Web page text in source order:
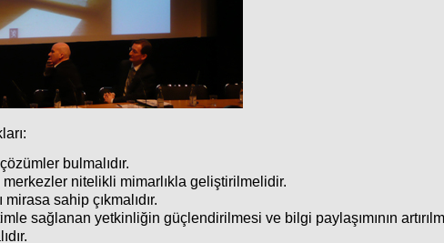
bulmalıdır.
merkezler nitelikli mimarlıkla geliştirilmelidir.
sahip çıkmalıdır.
sağlanan yetkinliğin güçlendirilmesi ve bilgi paylaşımının